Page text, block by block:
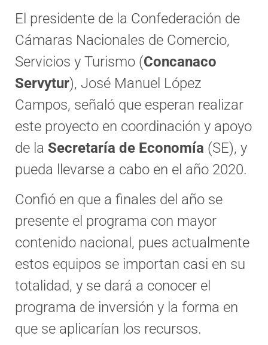
El presidente de la Confederación de
Cámaras Nacionales de Comercio,
Servicios y Turismo (Concanaco
Servytur), José Manuel López
Campos, señaló que esperan realizar
este proyecto en coordinación y apoyo
de la Secretaría de Economía (SE), y
pueda llevarse a cabo en el año 2020.
Confió en que a finales del año se
presente el programa con mayor
contenido nacional, pues actualmente
estos equipos se importan casi en su
totalidad, y se dará a conocer el
programa de inversión y la forma en
que se aplicarían los recursos.